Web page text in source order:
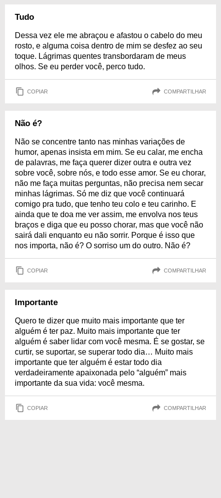
Tudo
Dessa vez ele me abraçou e afastou o cabelo do meu
rosto, e alguma coisa dentro de mim se desfez ao seu
toque. Lágrimas quentes transbordaram de meus
olhos. Se eu perder você, perco tudo.
COPIAR COMPARTILHAR
Não é?
Não se concentre tanto nas minhas variações de
humor, apenas insista em mim. Se eu calar, me encha
de palavras, me faça querer dizer outra e outra vez
sobre você, sobre nós, e todo esse amor. Se eu chorar,
não me faça muitas perguntas, não precisa nem secar
minhas lágrimas. Só me diz que você continuará
comigo pra tudo, que tenho teu colo e teu carinho. E
ainda que te doa me ver assim, me envolva nos teus
braços e diga que eu posso chorar, mas que você não
sairá dali enquanto eu não sorrir. Porque é isso que
nos importa, não é? O sorriso um do outro. Não é?
COPIAR COMPARTILHAR
Importante
Quero te dizer que muito mais importante que ter
alguém é ter paz. Muito mais importante que ter
alguém é saber lidar com você mesma. É se gostar, se
curtir, se suportar, se superar todo dia… Muito mais
importante que ter alguém é estar todo dia
verdadeiramente apaixonada pelo “alguém” mais
importante da sua vida: você mesma.
COPIAR COMPARTILHAR